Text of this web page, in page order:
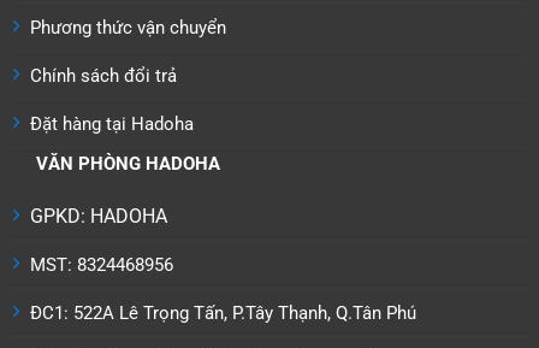
Phương thức vận chuyển
Chính sách đổi trả
Đặt hàng tại Hadoha
VĂN PHÒNG HADOHA
GPKD: HADOHA
MST: 8324468956
ĐC1: 522A Lê Trọng Tấn, P.Tây Thạnh, Q.Tân Phú